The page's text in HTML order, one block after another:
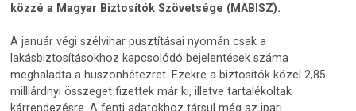
közzé a Magyar Biztosítók Szövetsége (MABISZ).
A január végi szélvihar pusztításai nyomán csak a
lakásbiztosításokhoz kapcsolódó bejelentések száma
meghaladta a huszonhétezret. Ezekre a biztosítók közel 2,85
milliárdnyi összeget fizettek már ki, illetve tartalékoltak
kárrendezésre. A fenti adatokhoz társul még az ipari